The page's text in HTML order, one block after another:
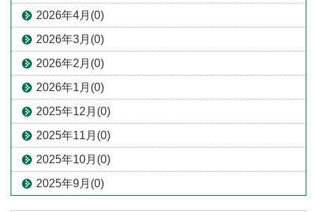
2026年4月(0)
2026年3月(0)
2026年2月(0)
2026年1月(0)
2025年12月(0)
2025年11月(0)
2025年10月(0)
2025年9月(0)